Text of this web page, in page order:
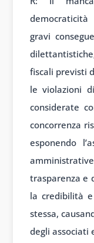
gravi
fiscali previsti
le violazioni
considerate
concorrenza
esponendo
trasparenza e
la credibilità e
stessa,
degli associati